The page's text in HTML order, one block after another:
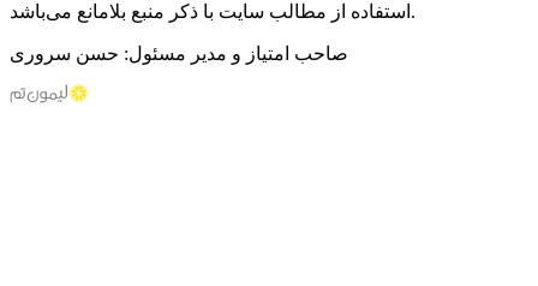
استفاده از مطالب سایت با ذکر منبع بلامانع می‌باشد.
صاحب امتیاز و مدیر مسئول: حسن سروری